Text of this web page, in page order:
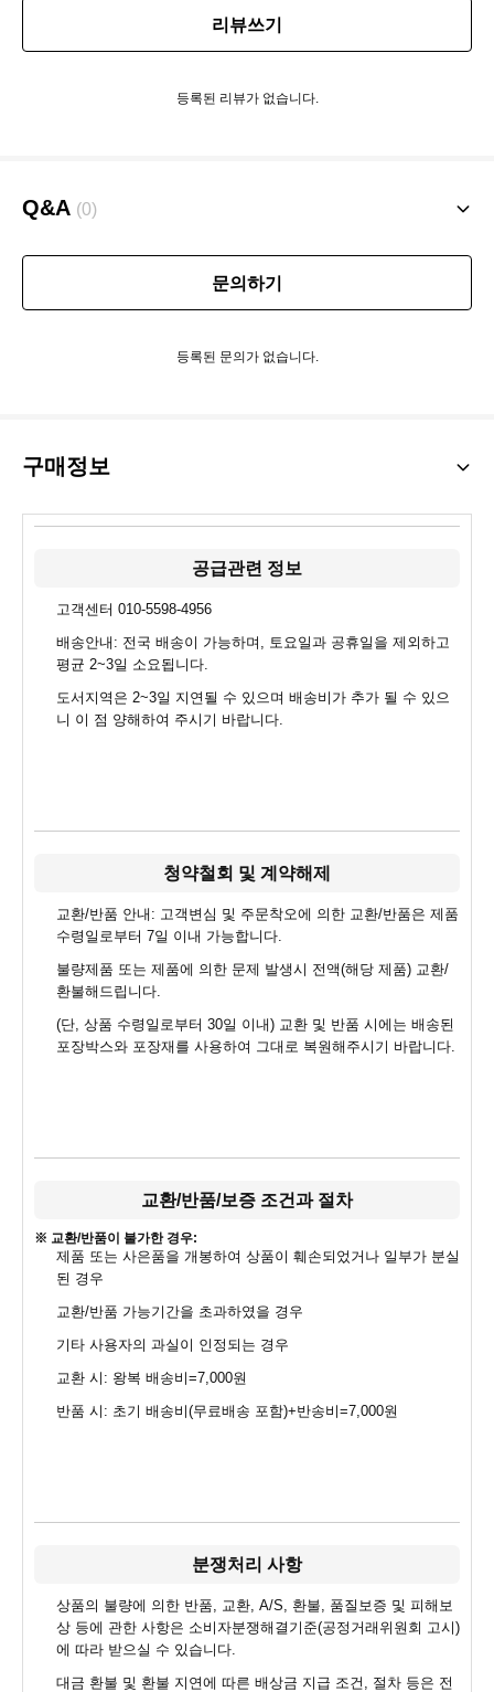
리뷰쓰기
등록된 리뷰가 없습니다.
Q&A (0)
문의하기
등록된 문의가 없습니다.
구매정보
공급관련 정보
고객센터 010-5598-4956
배송안내: 전국 배송이 가능하며, 토요일과 공휴일을 제외하고
평균 2~3일 소요됩니다.
도서지역은 2~3일 지연될 수 있으며 배송비가 추가 될 수 있으
니 이 점 양해하여 주시기 바랍니다.
청약철회 및 계약해제
교환/반품 안내: 고객변심 및 주문착오에 의한 교환/반품은 제품
수령일로부터 7일 이내 가능합니다.
불량제품 또는 제품에 의한 문제 발생시 전액(해당 제품) 교환/
환불해드립니다.
(단, 상품 수령일로부터 30일 이내) 교환 및 반품 시에는 배송된
포장박스와 포장재를 사용하여 그대로 복원해주시기 바랍니다.
교환/반품/보증 조건과 절차
※ 교환/반품이 불가한 경우:
제품 또는 사은품을 개봉하여 상품이 훼손되었거나 일부가 분실
된 경우
교환/반품 가능기간을 초과하였을 경우
기타 사용자의 과실이 인정되는 경우
교환 시: 왕복 배송비=7,000원
반품 시: 초기 배송비(무료배송 포함)+반송비=7,000원
분쟁처리 사항
상품의 불량에 의한 반품, 교환, A/S, 환불, 품질보증 및 피해보
상 등에 관한 사항은 소비자분쟁해결기준(공정거래위원회 고시)
에 따라 받으실 수 있습니다.
대금 환불 및 환불 지연에 따른 배상금 지급 조건, 절차 등은 전